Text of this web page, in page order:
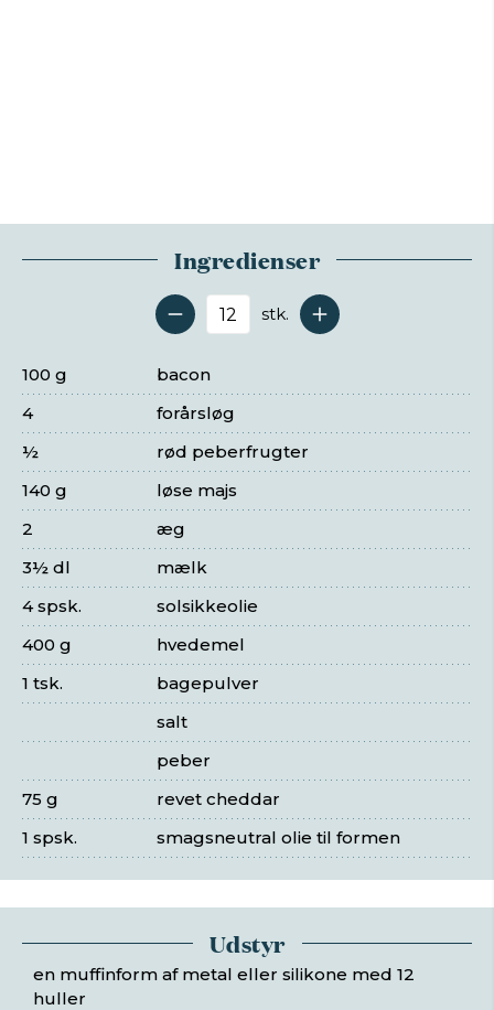
Ingredienser
Antal serveringer
stk.
bacon
100 g
forårsløg
4
rød peberfrugter
½
løse majs
140 g
æg
2
mælk
3½ dl
solsikkeolie
4 spsk.
hvedemel
400 g
bagepulver
1 tsk.
salt
peber
revet cheddar
75 g
smagsneutral olie til formen
1 spsk.
Udstyr
en muffinform af metal eller silikone med 12
huller